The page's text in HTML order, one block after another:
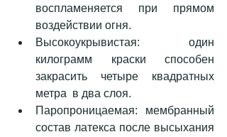
воспламеняется при прямом
воздействии огня.
Высокоукрывистая:  один
килограмм краски способен
закрасить четыре квадратных
метра  в два слоя.
Паропроницаемая: мембранный
состав латекса после высыхания